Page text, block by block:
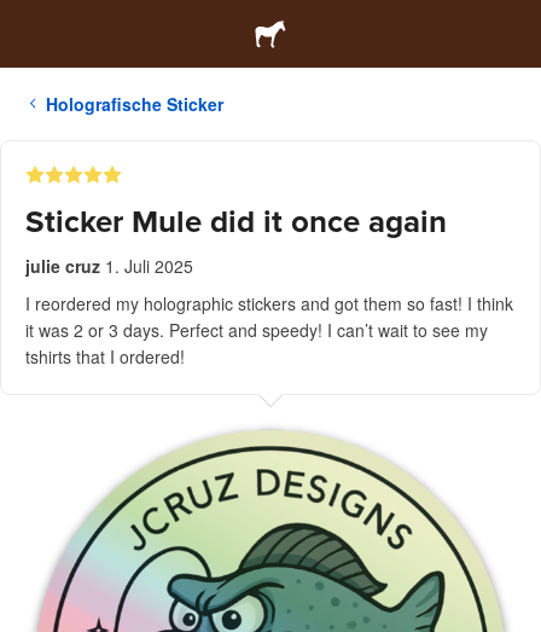
Holografische Sticker
Sticker Mule did it once again
julie cruz 1. Juli 2025
I reordered my holographic stickers and got them so fast! I think
it was 2 or 3 days. Perfect and speedy! I can’t wait to see my
tshirts that I ordered!